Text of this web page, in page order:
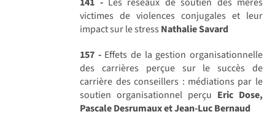
victimes de violences conjugales et leur
impact sur le stress Nathalie Savard
157 - Effets de la gestion organisationnelle
des carrières perçue sur le succès de
carrière des conseillers : médiations par le
soutien organisationnel perçu Eric Dose,
Pascale Desrumaux et Jean-Luc Bernaud